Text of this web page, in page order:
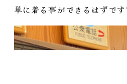
単に着る事ができるはずで